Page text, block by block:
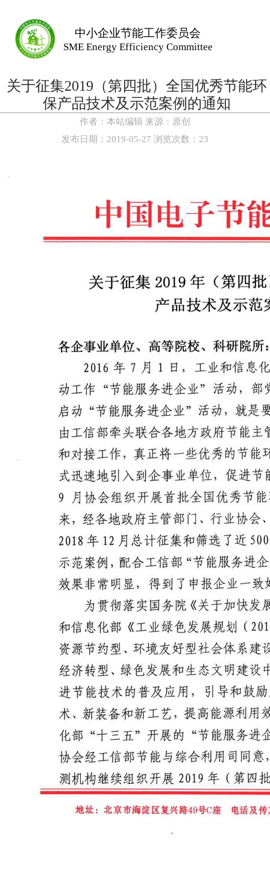
中小企业节能工作委员会
SME Energy Efficiency Committee
关于征集2019（第四批）全国优秀节能环
保产品技术及示范案例的通知
作者： 本站编辑 来源： 原创
发布日期： 2019-05-27 浏览次数： 23